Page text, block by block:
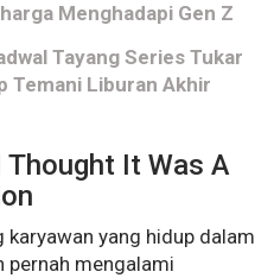
Menghadapi Gen Z
Tayang Series Tukar
Temani Liburan Akhir
It Was A
karyawan yang hidup dalam
pernah mengalami